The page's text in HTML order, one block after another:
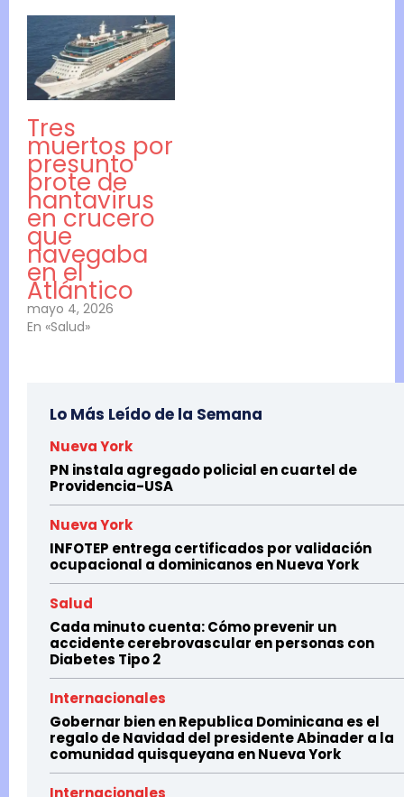
Tres
muertos por
presunto
brote de
hantavirus
en crucero
que
navegaba
en el
Atlántico
mayo 4, 2026
En «Salud»
Lo Más Leído de la Semana
Nueva York
PN instala agregado policial en cuartel de
Providencia-USA
Nueva York
INFOTEP entrega certificados por validación
ocupacional a dominicanos en Nueva York
Salud
Cada minuto cuenta: Cómo prevenir un
accidente cerebrovascular en personas con
Diabetes Tipo 2
Internacionales
Gobernar bien en Republica Dominicana es el
regalo de Navidad del presidente Abinader a la
comunidad quisqueyana en Nueva York
Internacionales